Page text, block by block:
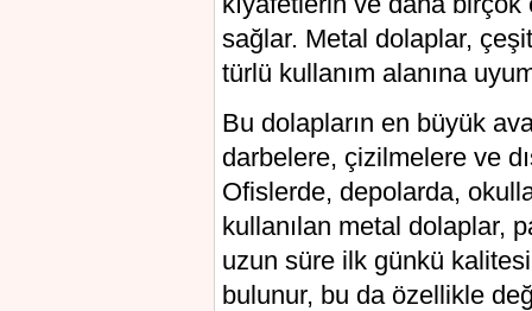
sağlar. Metal dolaplar,
türlü kullanım alanına
Bu dolapların en büyük
darbelere, çizilmelere ve
Ofislerde, depolarda,
kullanılan metal dolaplar,
uzun süre ilk günkü
bulunur, bu da özellikle